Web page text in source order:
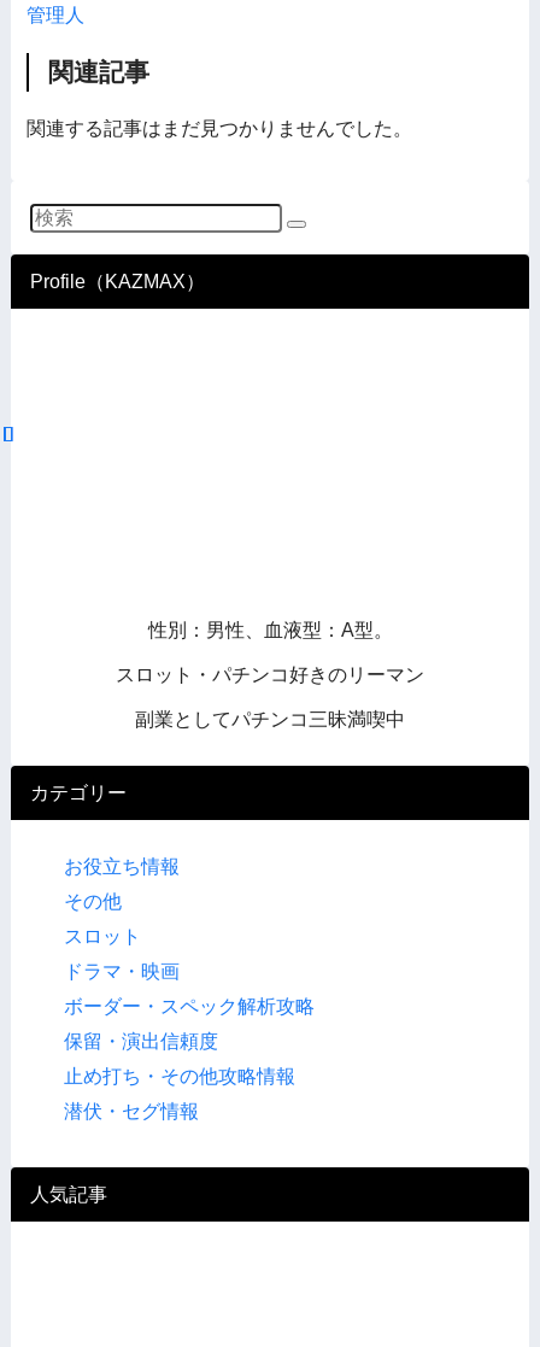
管理人
関連記事
関連する記事はまだ見つかりませんでした。
Profile（KAZMAX）
性別：男性、血液型：A型。
スロット・パチンコ好きのリーマン
副業としてパチンコ三昧満喫中
カテゴリー
お役立ち情報
その他
スロット
ドラマ・映画
ボーダー・スペック解析攻略
保留・演出信頼度
止め打ち・その他攻略情報
潜伏・セグ情報
人気記事